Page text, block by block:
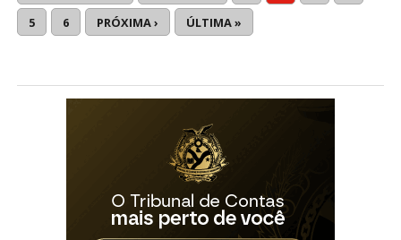
5
6 PRÓXIMA › ÚLTIMA »